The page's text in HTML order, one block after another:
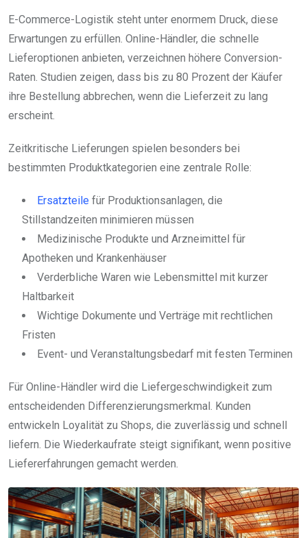
E-Commerce-Logistik steht unter enormem Druck, diese
Erwartungen zu erfüllen. Online-Händler, die schnelle
Lieferoptionen anbieten, verzeichnen höhere Conversion-
Raten. Studien zeigen, dass bis zu 80 Prozent der Käufer
ihre Bestellung abbrechen, wenn die Lieferzeit zu lang
erscheint.
Zeitkritische Lieferungen spielen besonders bei
bestimmten Produktkategorien eine zentrale Rolle:
Ersatzteile für Produktionsanlagen, die
Stillstandzeiten minimieren müssen
Medizinische Produkte und Arzneimittel für
Apotheken und Krankenhäuser
Verderbliche Waren wie Lebensmittel mit kurzer
Haltbarkeit
Wichtige Dokumente und Verträge mit rechtlichen
Fristen
Event- und Veranstaltungsbedarf mit festen Terminen
Für Online-Händler wird die Liefergeschwindigkeit zum
entscheidenden Differenzierungsmerkmal. Kunden
entwickeln Loyalität zu Shops, die zuverlässig und schnell
liefern. Die Wiederkaufrate steigt signifikant, wenn positive
Liefererfahrungen gemacht werden.